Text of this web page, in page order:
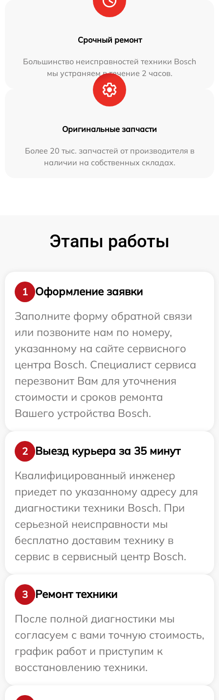
Срочный ремонт
Большинство неисправностей техники Bosch
мы устраняем в течение 2 часов.
Оригинальные запчасти
Более 20 тыс. запчастей от производителя в
наличии на собственных складах.
Этапы работы
1
Оформление заявки
Заполните форму обратной связи
или позвоните нам по номеру,
указанному на сайте сервисного
центра Bosch. Специалист сервиса
перезвонит Вам для уточнения
стоимости и сроков ремонта
Вашего устройства Bosch.
2
Выезд курьера за 35 минут
Квалифицированный инженер
приедет по указанному адресу для
диагностики техники Bosch. При
серьезной неисправности мы
бесплатно доставим технику в
сервис в сервисный центр Bosch.
3
Ремонт техники
После полной диагностики мы
согласуем с вами точную стоимость,
график работ и приступим к
восстановлению техники.